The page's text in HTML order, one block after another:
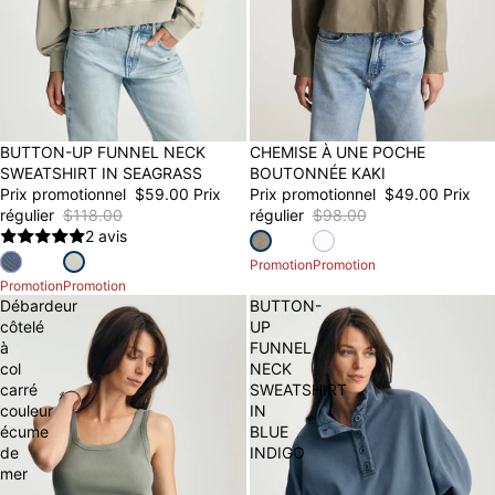
50% OFF
BUTTON-UP FUNNEL NECK
SWEATSHIRT IN SEAGRASS
Prix promotionnel $59.00 Prix
régulier $118.00
2 avis
PromotionPromotion
50% OFF
CHEMISE À UNE POCHE
BOUTONNÉE KAKI
Prix promotionnel $49.00 Prix
régulier $98.00
PromotionPromotion
Débardeur
côtelé
à
col
carré
couleur
écume
de
mer
BUTTON-
UP
FUNNEL
NECK
SWEATSHIRT
IN
BLUE
INDIGO